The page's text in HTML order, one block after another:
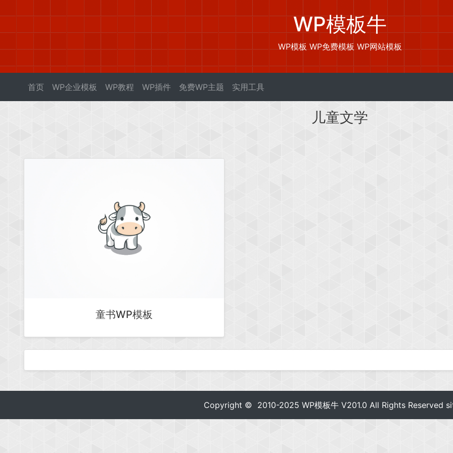
WP模板牛
WP模板 WP免费模板 WP网站模板
首页 WP企业模板 WP教程 WP插件 免费WP主题 实用工具
儿童文学
童书WP模板
Copyright © 2010-2025 WP模板牛V201.0 All Rights Reserved